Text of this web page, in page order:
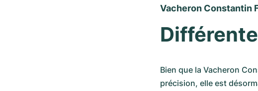
Vacheron Constantin
Bien que la Vacheron
précision, elle est